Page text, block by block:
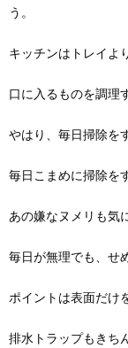
う。
キッチンはトレイよ
口に入るものを調理
やはり、毎日掃除を
毎日こまめに掃除を
あの嫌なヌメリも気
毎日が無理でも、せ
ポイントは表面だけ
排水トラップもきち